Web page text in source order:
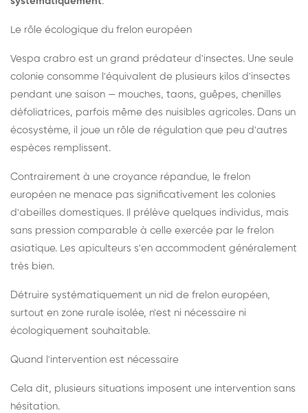
Le rôle écologique du frelon européen
Vespa crabro est un grand prédateur d'insectes. Une seule
colonie consomme l'équivalent de plusieurs kilos d'insectes
pendant une saison — mouches, taons, guêpes, chenilles
défoliatrices, parfois même des nuisibles agricoles. Dans un
écosystème, il joue un rôle de régulation que peu d'autres
espèces remplissent.
Contrairement à une croyance répandue, le frelon
européen ne menace pas significativement les colonies
d'abeilles domestiques. Il prélève quelques individus, mais
sans pression comparable à celle exercée par le frelon
asiatique. Les apiculteurs s'en accommodent généralement
très bien.
Détruire systématiquement un nid de frelon européen,
surtout en zone rurale isolée, n'est ni nécessaire ni
écologiquement souhaitable.
Quand l'intervention est nécessaire
Cela dit, plusieurs situations imposent une intervention sans
hésitation.